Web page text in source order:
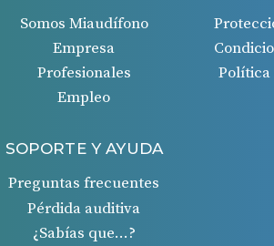
Somos Miaudífono
Empresa
Profesionales
Empleo
Política
SOPORTE Y AYUDA
Preguntas frecuentes
Pérdida auditiva
¿Sabías que…?